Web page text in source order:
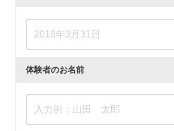
体験者のお名前